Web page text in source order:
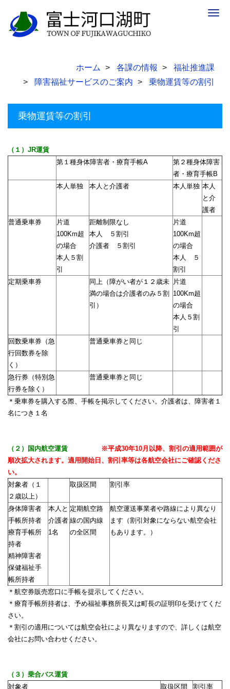
ホーム 各課の情報
福祉推進課
障害福祉サービスのご案内
乗物運賃等の割引
乗物運賃等の割引
（１） JR運賃
第１種身体障害者・療育手帳A
第２種身体障害
者・療育手帳B
本人単独
本人と介護者 本人単独 本人
と介
護者
普通乗車券
片道
100Km超
の場合
本人５割
引
距離制限なし
本人 ５割引
介護者 ５割引
片道
100Km超
の場合
本人 ５
割引
定期乗車券
同上（障がい者が１２歳未
満の場合は介護者のみ５割
引）
片道
100Km超
の場合
本人５割
引
回数乗車券（急
行回数券を除
く）
普通乗車券と同じ
急行券（特別急
行券を除く）
普通乗車券と同じ
＊乗車券を購入する際、手帳を掲示してください。介護者は、障害者１
名につき１名
（２）国内航空運賃
※平成30年10月以降、割引の適用範囲が
順次拡大されます。適用開始日、割引率等は各航空会社にご確認くださ
い。
対象者（１
２歳以上）
取扱区間 割引率
身体障害者
手帳所持者
療育手帳所
持者
精神障害者
保健福祉手
帳所持者
本人と
介護者
1名
定期航空路
線の国内線
の全区間
航空運送事業者や路線により異なり
ます（割引対象にならない航空会社
もあります。）
＊ 航空券販売窓口に手帳を提示してください。
＊療育手帳所持者は、予め福祉事務所長又は町長の証明印を受けてくだ
さい。
＊割引の適用については航空会社により異なりますので、詳しくは航空
会社にお問い合わせください。
（３）乗合バス運賃
対象者
取扱区間
割引率